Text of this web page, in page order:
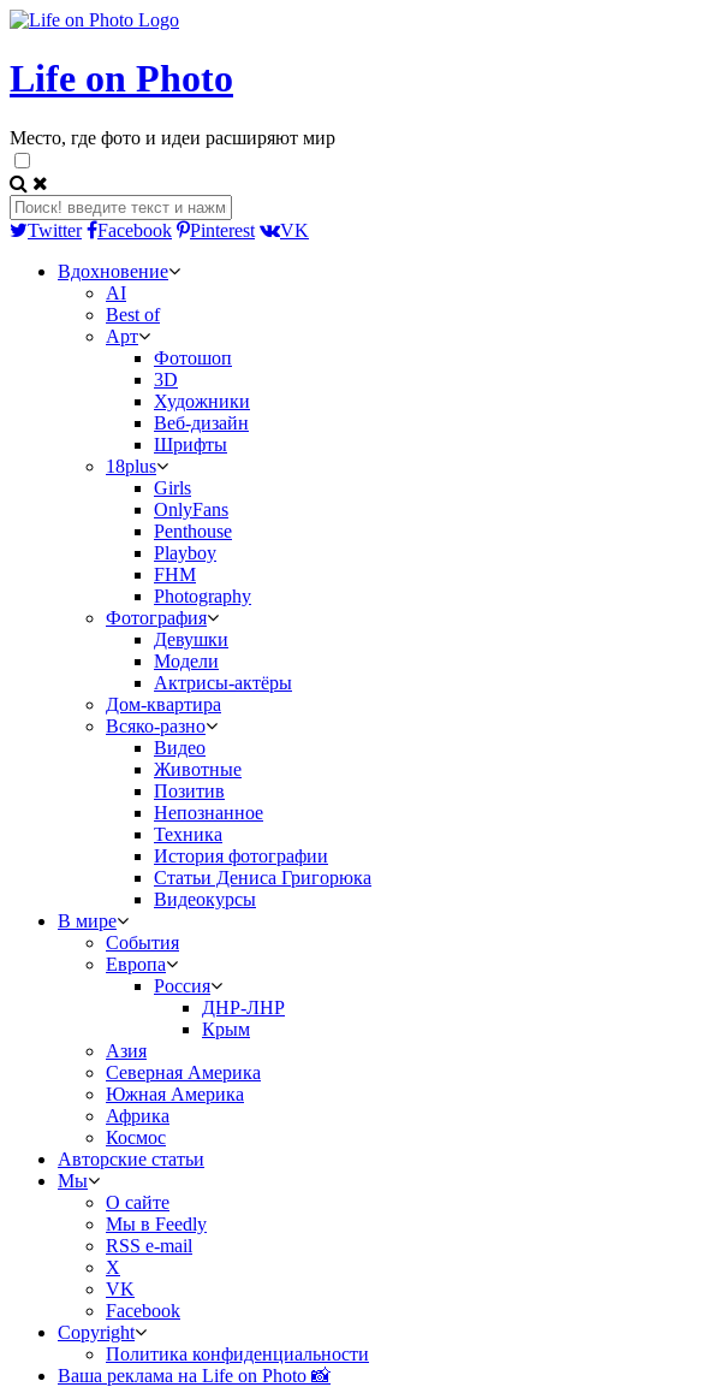
Life on Photo
Место, где фото и идеи расширяют мир
Twitter Facebook Pinterest
VK
Вдохновение
AI
Best of
Арт
Фотошоп
3D
Художники
Веб-дизайн
Шрифты
18plus
Girls
OnlyFans
Penthouse
Playboy
FHM
Photography
Фотография
Девушки
Модели
Актрисы-актёры
Дом-квартира
Всяко-разно
Видео
Животные
Позитив
Непознанное
Техника
История фотографии
Статьи Дениса Григорюка
Видеокурсы
В мире
События
Европа
Россия
ДНР-ЛНР
Крым
Азия
Северная Америка
Южная Америка
Африка
Космос
Авторские статьи
Мы
О сайте
Мы в Feedly
RSS e-mail
X
VK
Facebook
Copyright
Политика конфиденциальности
Ваша реклама на Life on Photo 📸